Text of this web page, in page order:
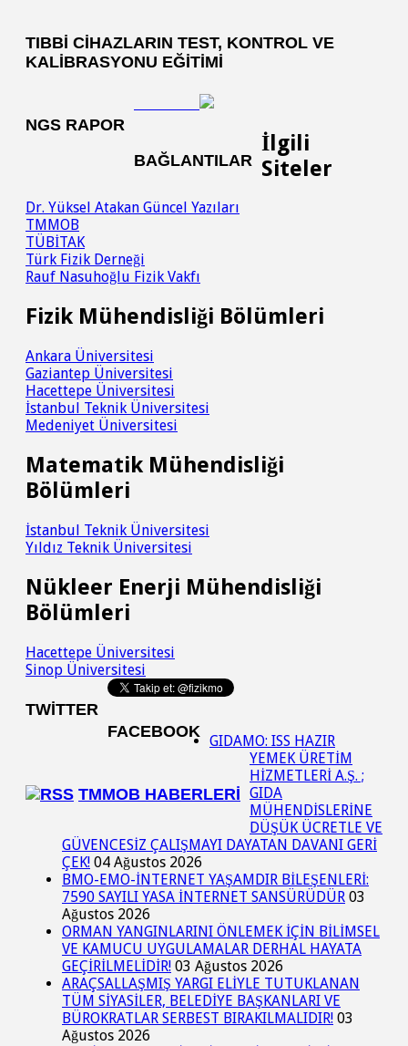
TIBBI CIHAZLARIN TEST, KONTROL VE
KALIBRASYONU EĞITIMI
NGS RAPOR
BAĞLANTILAR
İlgili
Siteler
Dr. Yüksel Atakan Güncel Yazıları
TMMOB
TÜBİTAK
Türk Fizik Derneği
Rauf Nasuhoğlu Fizik Vakfı
Fizik Mühendisliği Bölümleri
Ankara Üniversitesi
Gaziantep Üniversitesi
Hacettepe Üniversitesi
İstanbul Teknik Üniversitesi
Medeniyet Üniversitesi
Matematik Mühendisliği
Bölümleri
İstanbul Teknik Üniversitesi
Yıldız Teknik Üniversitesi
Nükleer Enerji Mühendisliği
Bölümleri
Hacettepe Üniversitesi
Sinop Üniversitesi
TWITTER
FACEBOOK
TMMOB HABERLERI
GIDAMO: ISS HAZIR
YEMEK ÜRETİM
HİZMETLERİ A.Ş. ;
GIDA
MÜHENDİSLERİNE
DÜŞÜK ÜCRETLE VE
GÜVENCESİZ ÇALIŞMAYI DAYATAN DAVANI GERİ
ÇEK! 04 Ağustos 2026
BMO-EMO-İNTERNET YAŞAMDIR BİLEŞENLERİ:
7590 SAYILI YASA İNTERNET SANSÜRÜDÜR 03
Ağustos 2026
ORMAN YANGINLARINI ÖNLEMEK İÇİN BİLİMSEL
VE KAMUCU UYGULAMALAR DERHAL HAYATA
GEÇİRİLMELİDİR! 03 Ağustos 2026
ARAÇSALLAŞMIŞ YARGI ELİYLE TUTUKLANAN
TÜM SİYASİLER, BELEDİYE BAŞKANLARI VE
BÜROKRATLAR SERBEST BIRAKILMALIDIR! 03
Ağustos 2026